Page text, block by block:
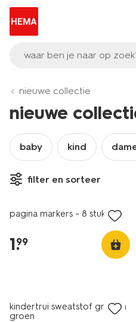
waar ben je naar op
nieuwe collectie
nieuwe
baby kind
filter en sorteer
nieuw
pagina markers - 8 stuks
1.
99
kindertrui sweatstof grafisch
groen